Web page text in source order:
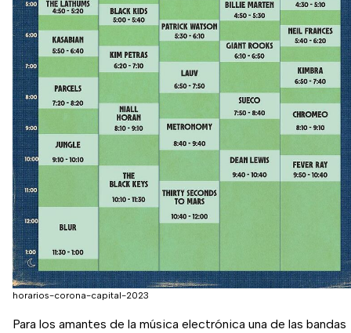
horarios-corona-capital-2023
Para los amantes de la música electrónica una de las bandas